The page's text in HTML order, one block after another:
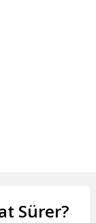
Sürer?